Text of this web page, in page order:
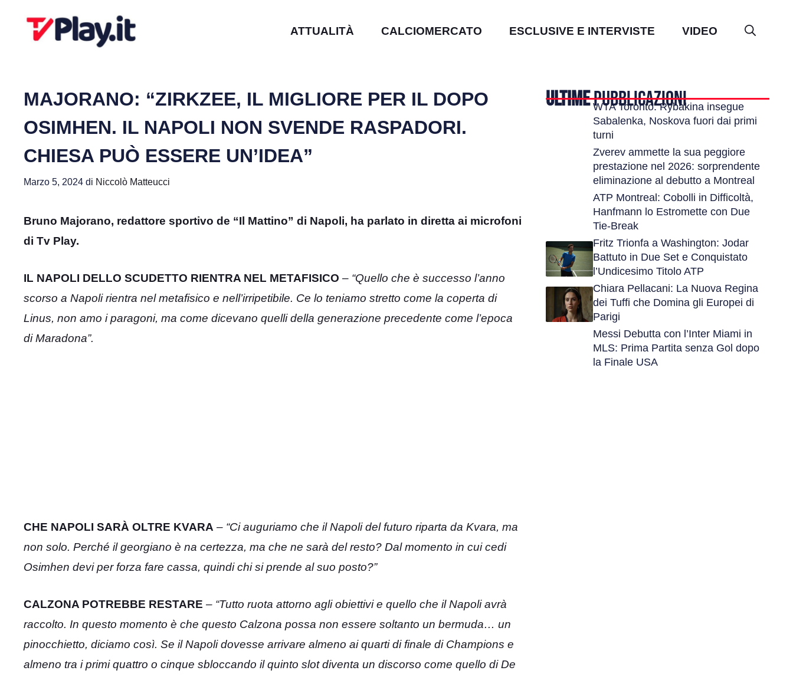
ATTUALITÀ CALCIOMERCATO ESCLUSIVE E INTERVISTE VIDEO
MAJORANO: “ZIRKZEE, IL MIGLIORE PER IL DOPO
OSIMHEN. IL NAPOLI NON SVENDE RASPADORI.
CHIESA PUÒ ESSERE UN’IDEA”
Marzo 5, 2024 di Niccolò Matteucci
Bruno Majorano, redattore sportivo de “Il Mattino” di Napoli, ha parlato in diretta ai microfoni
di Tv Play.
IL NAPOLI DELLO SCUDETTO RIENTRA NEL METAFISICO – “Quello che è successo l’anno
scorso a Napoli rientra nel metafisico e nell’irripetibile. Ce lo teniamo stretto come la coperta di
Linus, non amo i paragoni, ma come dicevano quelli della generazione precedente come l’epoca
di Maradona”.
CHE NAPOLI SARÀ OLTRE KVARA – “Ci auguriamo che il Napoli del futuro riparta da Kvara, ma
non solo. Perché il georgiano è na certezza, ma che ne sarà del resto? Dal momento in cui cedi
Osimhen devi per forza fare cassa, quindi chi si prende al suo posto?”
CALZONA POTREBBE RESTARE – “Tutto ruota attorno agli obiettivi e quello che il Napoli avrà
raccolto. In questo momento è che questo Calzona possa non essere soltanto un bermuda… un
pinocchietto, diciamo così. Se il Napoli dovesse arrivare almeno ai quarti di finale di Champions e
almeno tra i primi quattro o cinque sbloccando il quinto slot diventa un discorso come quello di De
ULTIMEPUBBLICAZIONI
WTA Toronto: Rybakina insegue
Sabalenka, Noskova fuori dai primi
turni
Zverev ammette la sua peggiore
prestazione nel 2026: sorprendente
eliminazione al debutto a Montreal
ATP Montreal: Cobolli in Difficoltà,
Hanfmann lo Estromette con Due
Tie-Break
Fritz Trionfa a Washington: Jodar
Battuto in Due Set e Conquistato
l’Undicesimo Titolo ATP
Chiara Pellacani: La Nuova Regina
dei Tuffi che Domina gli Europei di
Parigi
Messi Debutta con l’Inter Miami in
MLS: Prima Partita senza Gol dopo
la Finale USA